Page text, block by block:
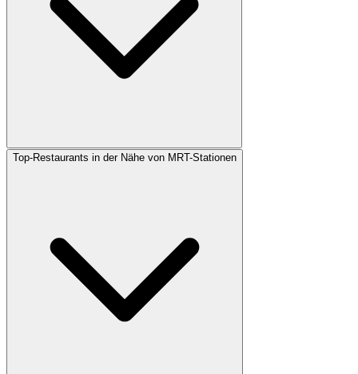
Top-Restaurants in der Nähe von MRT-Stationen